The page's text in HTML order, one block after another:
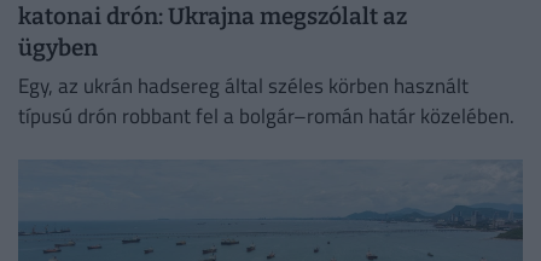
katonai drón: Ukrajna megszólalt az
ügyben
Egy, az ukrán hadsereg által széles körben használt
típusú drón robbant fel a bolgár–román határ közelében.